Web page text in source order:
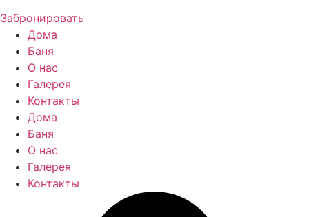
Забронировать
Дома
Баня
О нас
Галерея
Контакты
Дома
Баня
О нас
Галерея
Контакты